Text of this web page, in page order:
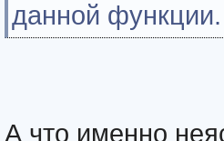
данной функции.
А что именно